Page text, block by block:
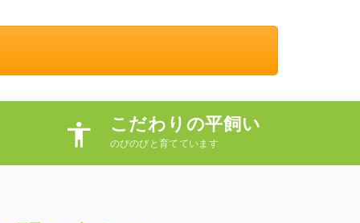
こだわりの平飼い
のびのびと育てています